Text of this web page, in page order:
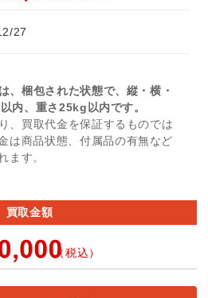
27
、梱包された状態で、縦・横・
内、重さ25kg以内です。
、買取代金を保証するものでは
は商品状態、付属品の有無など
ます。
買取金額
（税込）